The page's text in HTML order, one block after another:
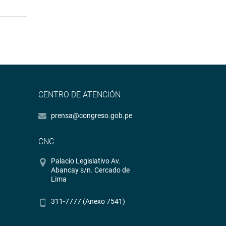
CENTRO DE ATENCIÓN
prensa@congreso.gob.pe
CNC
Palacio Legislativo Av.
Abancay s/n. Cercado de
Lima
311-7777 (Anexo 7541)